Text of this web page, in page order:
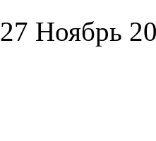
27 Ноябрь